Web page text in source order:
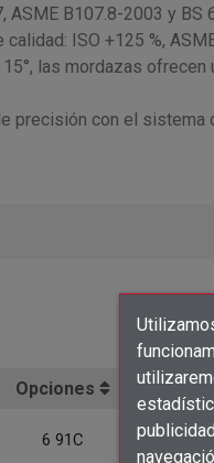
ASME B107.8-2003 y BS
ISO +125 %,
las mordazas
precisión con el
Opciones
6 91C